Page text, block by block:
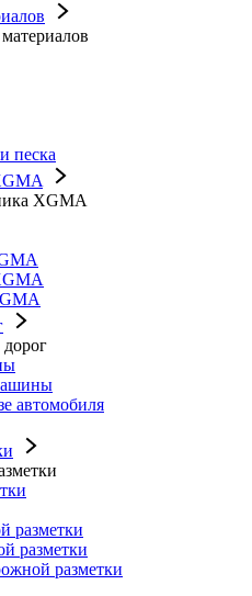
песка
XGMA
автомобиля
разметки
разметки
разметки